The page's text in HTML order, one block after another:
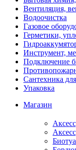
Вентиляция,
Водоочистка
Газовое
Герметики,
Инструмент,
Подключение
Сантехника
Упаковка
Магазин